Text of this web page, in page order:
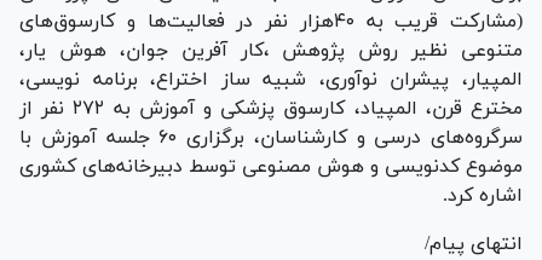
(مشارکت قریب به ۴۰هزار نفر در فعالیت‌ها و کارسوق‌های
متنوعی نظیر روش پژوهش ،کار آفرین جوان، هوش یار،
المپیار، پیشران نوآوری، شبیه ساز اختراع، برنامه نویسی،
مخترع قرن، المپیاد، کارسوق پزشکی و آموزش به ۲۷۲ نفر از
سرگروه‌های درسی و کارشناسان، برگزاری ۶۰ جلسه آموزش با
موضوع کدنویسی و هوش مصنوعی توسط دبیرخانه‌های کشوری
اشاره کرد.
انتهای پیام/